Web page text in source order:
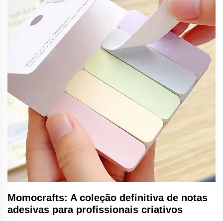
Momocrafts: A coleção definitiva de notas
adesivas para profissionais criativos